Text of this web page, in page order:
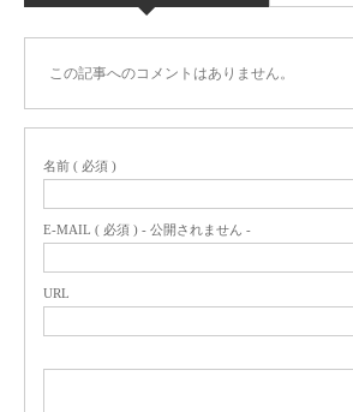
この記事へのコメントはありません。
名前 ( 必須 )
E-MAIL ( 必須 ) - 公開されません -
URL